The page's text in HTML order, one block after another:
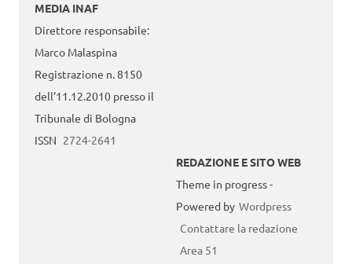
MEDIA INAF
Direttore responsabile:
Marco Malaspina
Registrazione n. 8150
dell’11.12.2010 presso il
Tribunale di Bologna
ISSN 2724-2641
REDAZIONE E SITO WEB
Theme in progress -
Powered by Wordpress
Contattare la redazione
Area 51